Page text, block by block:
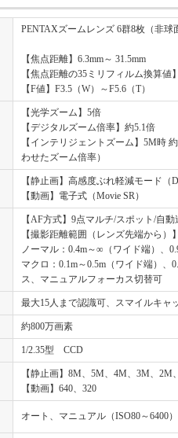
PENTAXズームレンズ 6群8枚（非球
【焦点距離】6.3mm～ 31.5mm
【焦点距離の35ミリフィルム換算値
【F値】F3.5（W）～F5.6（T）
【光学ズーム】5倍
【デジタルズーム倍率】約5.1倍
【インテリジェントズーム】5M時
わせたズーム倍率）
【静止画】高感度ぶれ軽減モード（
【動画】電子式（Movie SR）
【AF方式】9点マルチ/スポット/自動
【撮影距離範囲（レンズ先端から）
ノーマル：0.4m～∞（ワイド端）、
マクロ：0.1m～0.5m（ワイド端）、
ス、マニュアルフォーカス切替可
最大15人まで認識可、スマイルキャ
約800万画素
1/2.35型 CCD
【静止画】8M、5M、4M、3M、2M
【動画】640、320
オート、マニュアル（ISO80～6400）